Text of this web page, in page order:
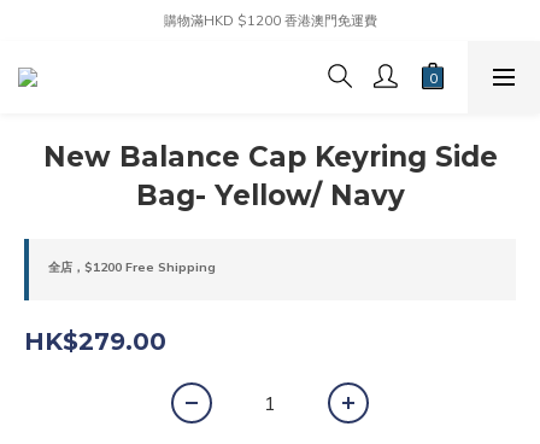
購物滿HKD $1200 香港澳門免運費
New Balance Cap Keyring Side
Bag- Yellow/ Navy
全店，$1200 Free Shipping
HK$279.00